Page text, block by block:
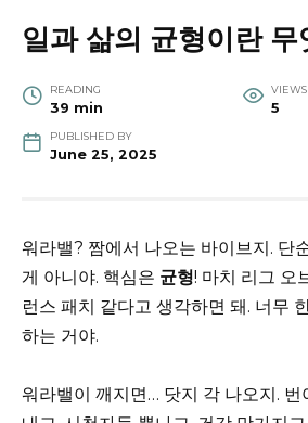
일과 삶의 균형이란 무
READING
39 min
VIEWS
5
PUBLISHED BY
June 25, 2025
워라밸? 짬에서 나오는 바이브지. 단
게 아니야. 핵심은 균형! 마치 리그 오
런스 패치 같다고 생각하면 돼. 너무
하는 거야.
워라밸이 깨지면… 닷지 각 나오지. 번